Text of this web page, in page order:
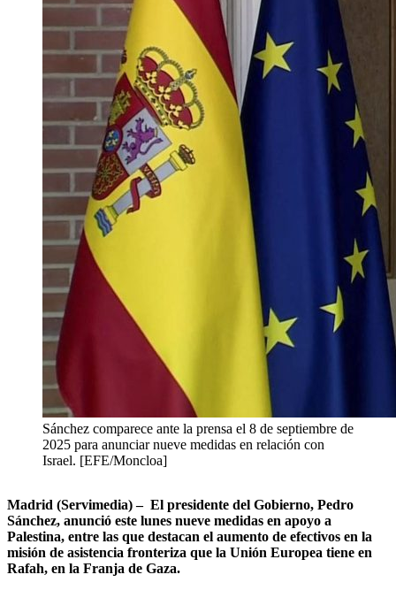
Sánchez comparece ante la prensa el 8 de septiembre de
2025 para anunciar nueve medidas en relación con
Israel. [EFE/Moncloa]
Madrid (Servimedia) – El presidente del Gobierno, Pedro
Sánchez, anunció este lunes nueve medidas en apoyo a
Palestina, entre las que destacan el aumento de efectivos en la
misión de asistencia fronteriza que la Unión Europea tiene en
Rafah, en la Franja de Gaza.